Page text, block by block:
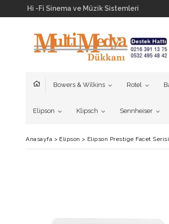
Hi -Fi Sinema ve Müzik Sistemleri
Bowers & Wilkins Rotel
Elipson Klipsch Sennheiser
Anasayfa > Elipson > Elipson Prestige Facet